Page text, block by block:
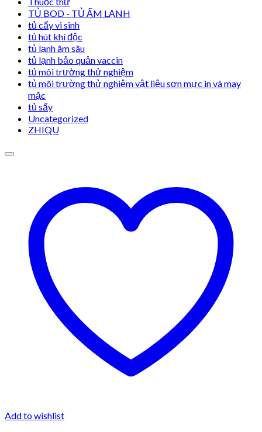
TỦ BOD - TỦ ẤM LẠNH
tủ cấy vi sinh
tủ hút khí độc
tủ lạnh âm sâu
tủ lạnh bảo quản vaccin
tủ môi trường thử nghiệm
tủ môi trường thử nghiệm vật liệu sơn mực in và may
mặc
tủ sấy
Uncategorized
ZHIQU
Add to wishlist